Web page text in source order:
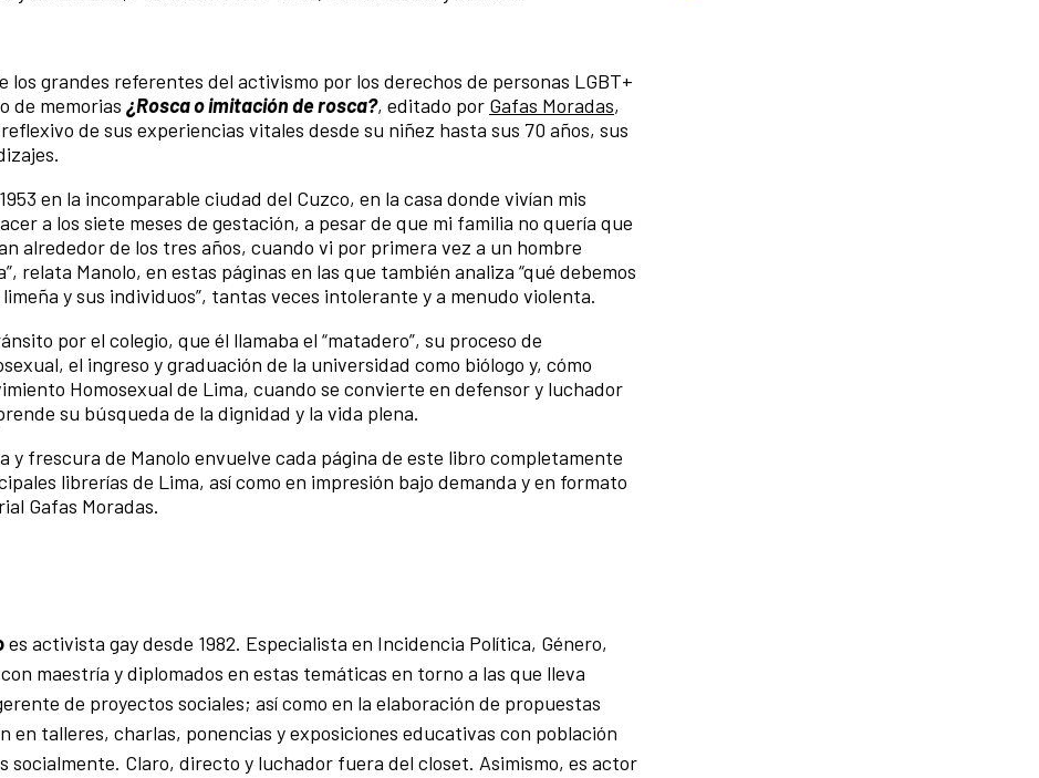
los grandes referentes del activismo por los derechos de personas LGBT+
de memorias ¿Rosca o imitación de rosca?, editado por Gafas Moradas,
de sus experiencias vitales desde su niñez hasta sus 70 años, sus
en la incomparable ciudad del Cuzco, en la casa donde vivían mis
a los siete meses de gestación, a pesar de que mi familia no quería que
alrededor de los tres años, cuando vi por primera vez a un hombre
relata Manolo, en estas páginas en las que también analiza “qué debemos
y sus individuos”, tantas veces intolerante y a menudo violenta.
por el colegio, que él llamaba el “matadero”, su proceso de
el ingreso y graduación de la universidad como biólogo y, cómo
Homosexual de Lima, cuando se convierte en defensor y luchador
su búsqueda de la dignidad y la vida plena.
y frescura de Manolo envuelve cada página de este libro completamente
librerías de Lima, así como en impresión bajo demanda y en formato
Gafas Moradas.
es activista gay desde 1982. Especialista en Incidencia Política, Género,
maestría y diplomados en estas temáticas en torno a las que lleva
de proyectos sociales; así como en la elaboración de propuestas
talleres, charlas, ponencias y exposiciones educativas con población
socialmente. Claro, directo y luchador fuera del closet. Asimismo, es actor